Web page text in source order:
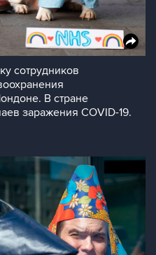
сотрудников
В стране
заражения COVID-19.